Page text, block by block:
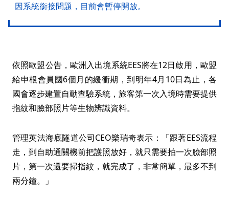
因系統銜接問題，目前會暫停開放。
依照歐盟公告，歐洲入出境系統EES將在12日啟用，歐盟
給申根會員國6個月的緩衝期，到明年4月10日為止，各
國會逐步建置自動查驗系統，旅客第一次入境時需要提供
指紋和臉部照片等生物辨識資料。
管理英法海底隧道公司CEO樂瑞奇表示：「跟著EES流程
走，到自助通關機前把護照放好，就只需要拍一次臉部照
片，第一次還要掃指紋，就完成了，非常簡單，最多不到
兩分鐘。」